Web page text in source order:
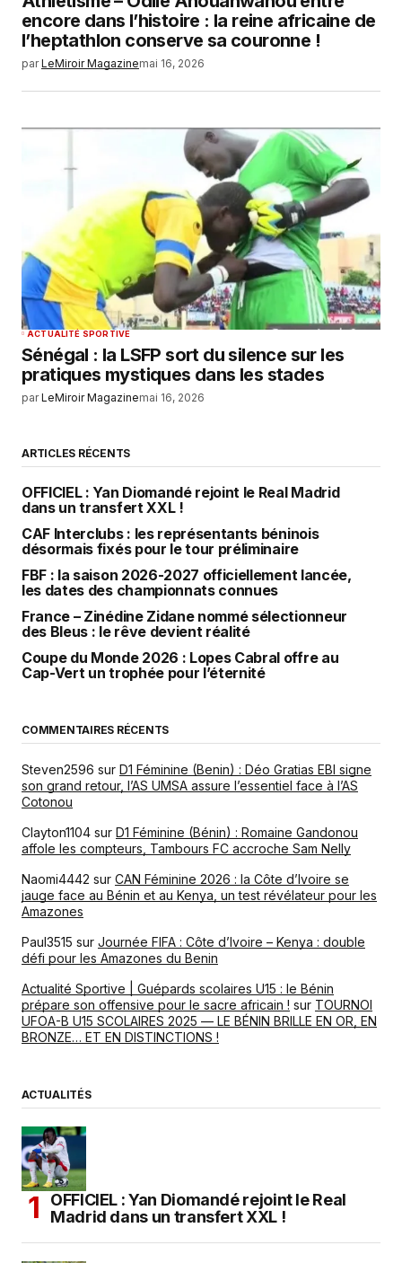
encore dans l’histoire : la reine africaine de
l’heptathlon conserve sa couronne !
par LeMiroir Magazinemai 16, 2026
ACTUALITÉ SPORTIVE
Sénégal : la LSFP sort du silence sur les
pratiques mystiques dans les stades
par LeMiroir Magazinemai 16, 2026
ARTICLES RÉCENTS
OFFICIEL : Yan Diomandé rejoint le Real Madrid
dans un transfert XXL !
CAF Interclubs : les représentants béninois
désormais fixés pour le tour préliminaire
FBF : la saison 2026-2027 officiellement lancée,
les dates des championnats connues
France – Zinédine Zidane nommé sélectionneur
des Bleus : le rêve devient réalité
Coupe du Monde 2026 : Lopes Cabral offre au
Cap-Vert un trophée pour l’éternité
COMMENTAIRES RÉCENTS
Steven2596 sur D1 Féminine (Benin) : Déo Gratias EBI signe
son grand retour, l’AS UMSA assure l’essentiel face à l’AS
Cotonou
Clayton1104 sur D1 Féminine (Bénin) : Romaine Gandonou
affole les compteurs, Tambours FC accroche Sam Nelly
Naomi4442 sur CAN Féminine 2026 : la Côte d’Ivoire se
jauge face au Bénin et au Kenya, un test révélateur pour les
Amazones
Paul3515 sur Journée FIFA : Côte d’Ivoire – Kenya : double
défi pour les Amazones du Benin
Actualité Sportive | Guépards scolaires U15 : le Bénin
prépare son offensive pour le sacre africain ! sur TOURNOI
UFOA-B U15 SCOLAIRES 2025 — LE BÉNIN BRILLE EN OR, EN
BRONZE… ET EN DISTINCTIONS !
ACTUALITÉS
OFFICIEL : Yan Diomandé rejoint le Real
Madrid dans un transfert XXL !